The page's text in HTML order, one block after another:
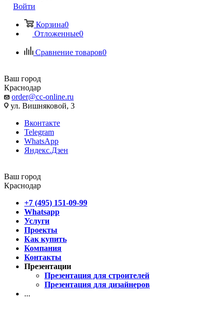
Войти
Корзина0
Отложенные0
Сравнение товаров0
Ваш город
Краснодар
order@cc-online.ru
ул. Вишняковой, 3
Вконтакте
Telegram
WhatsApp
Яндекс.Дзен
Ваш город
Краснодар
+7 (495) 151-09-99
Whatsapp
Услуги
Проекты
Как купить
Компания
Контакты
Презентации
Презентация для строителей
Презентация для дизайнеров
...